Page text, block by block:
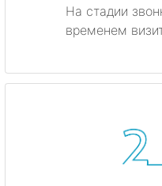
На стадии
временем